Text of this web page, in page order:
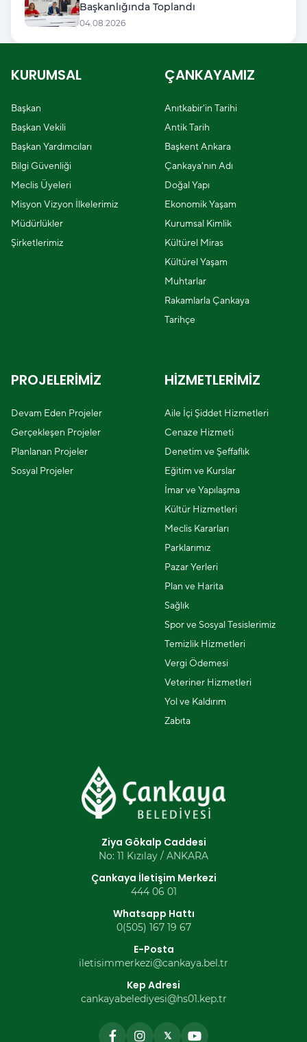
Başkanlığında Toplandı
04.08.2026
KURUMSAL
Başkan
Başkan Vekili
Başkan Yardımcıları
Bilgi Güvenliği
Meclis Üyeleri
Misyon Vizyon İlkelerimiz
Müdürlükler
Şirketlerimiz
ÇANKAYAMIZ
Anıtkabir'in Tarihi
Antik Tarih
Başkent Ankara
Çankaya'nın Adı
Doğal Yapı
Ekonomik Yaşam
Kurumsal Kimlik
Kültürel Miras
Kültürel Yaşam
Muhtarlar
Rakamlarla Çankaya
Tarihçe
PROJELERİMİZ
Devam Eden Projeler
Gerçekleşen Projeler
Planlanan Projeler
Sosyal Projeler
HİZMETLERİMİZ
Aile İçi Şiddet Hizmetleri
Cenaze Hizmeti
Denetim ve Şeffaflık
Eğitim ve Kurslar
İmar ve Yapılaşma
Kültür Hizmetleri
Meclis Kararları
Parklarımız
Pazar Yerleri
Plan ve Harita
Sağlık
Spor ve Sosyal Tesislerimiz
Temizlik Hizmetleri
Vergi Ödemesi
Veteriner Hizmetleri
Yol ve Kaldırım
Zabıta
Ziya Gökalp Caddesi
No: 11 Kızılay / ANKARA
Çankaya İletişim Merkezi
444 06 01
Whatsapp Hattı
0(505) 167 19 67
E-Posta
iletisimmerkezi@cankaya.bel.tr
Kep Adresi
cankayabelediyesi@hs01.kep.tr
𝕏